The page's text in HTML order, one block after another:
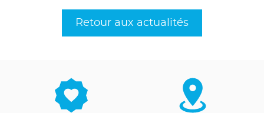
lien
dans
une
Twitter
lien
dans
une
Facebook
Retour aux actualités